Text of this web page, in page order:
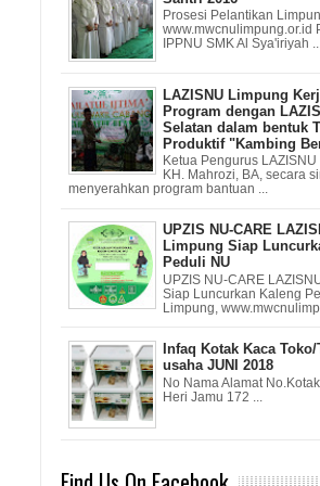
Prosesi Pelantikan
www.mwcnulimpung.or.id
IPPNU SMK Al Sya'iriyah ...
LAZISNU Limpung
Program dengan
Selatan dalam bentuk
Produktif "Kambing
Ketua Pengurus LAZISNU
KH. Mahrozi, BA, secara
menyerahkan program bantuan ...
UPZIS NU-CARE
Limpung Siap
Peduli NU
UPZIS NU-CARE
Siap Luncurkan Kaleng
Limpung,
Infaq Kotak Kaca
usaha JUNI 2018
No Nama Alamat
Heri Jamu 172 ...